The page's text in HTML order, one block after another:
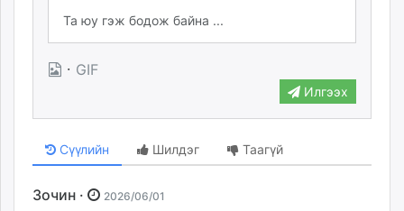
· GIF
Илгээх
Сүүлийн Шилдэг Таагүй
Зочин · 2026/06/01